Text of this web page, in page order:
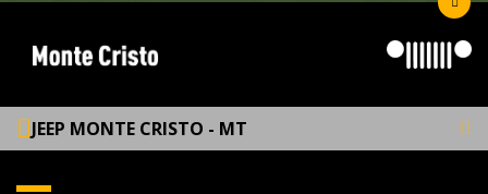
JEEP MONTE CRISTO - MT